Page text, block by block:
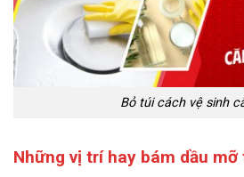
Bỏ túi cách vệ sinh
Những vị trí hay bám dầu mỡ